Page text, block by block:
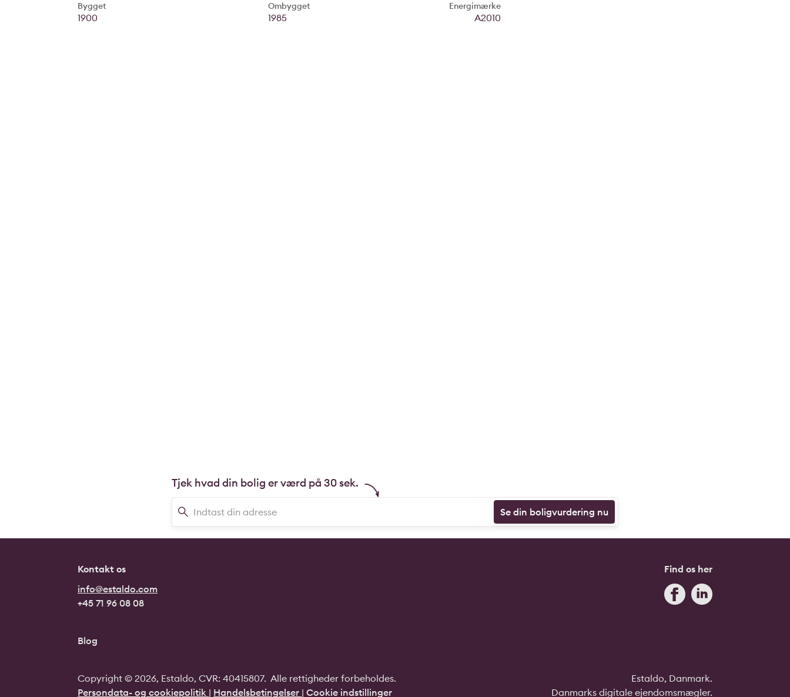
Bygget
1900
Ombygget
1985
Energimærke
A2010
Tjek hvad din bolig er værd på 30 sek.
Se din boligvurdering nu
Kontakt os
info@estaldo.com
+45 71 96 08 08
Find os her
Blog
Copyright © 2026, Estaldo, CVR: 40415807. Alle rettigheder forbeholdes.
Persondata- og cookiepolitik | Handelsbetingelser | Cookie indstillinger
Estaldo, Danmark.
Danmarks digitale ejendomsmægler.